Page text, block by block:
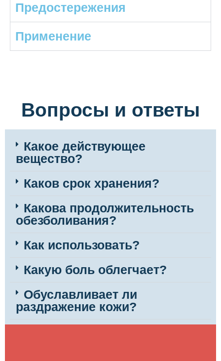
Предостережения
Применение
Вопросы и ответы
Какое действующее
вещество?
Каков срок хранения?
Какова продолжительность
обезболивания?
Как использовать?
Какую боль облегчает?
Обуславливает ли
раздражение кожи?